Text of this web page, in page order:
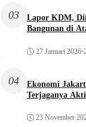
03
Lapor KDM,
Bangunan di
27 Januari 2026•
04
Ekonomi
Terjaganya
23 November